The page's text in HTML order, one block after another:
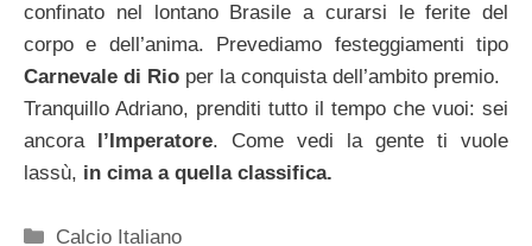
confinato nel lontano Brasile a curarsi le ferite del
corpo e dell’anima. Prevediamo festeggiamenti tipo
Carnevale di Rio per la conquista dell’ambito premio.
Tranquillo Adriano, prenditi tutto il tempo che vuoi: sei
ancora l’Imperatore. Come vedi la gente ti vuole
lassù, in cima a quella classifica.
Categorie
Calcio Italiano